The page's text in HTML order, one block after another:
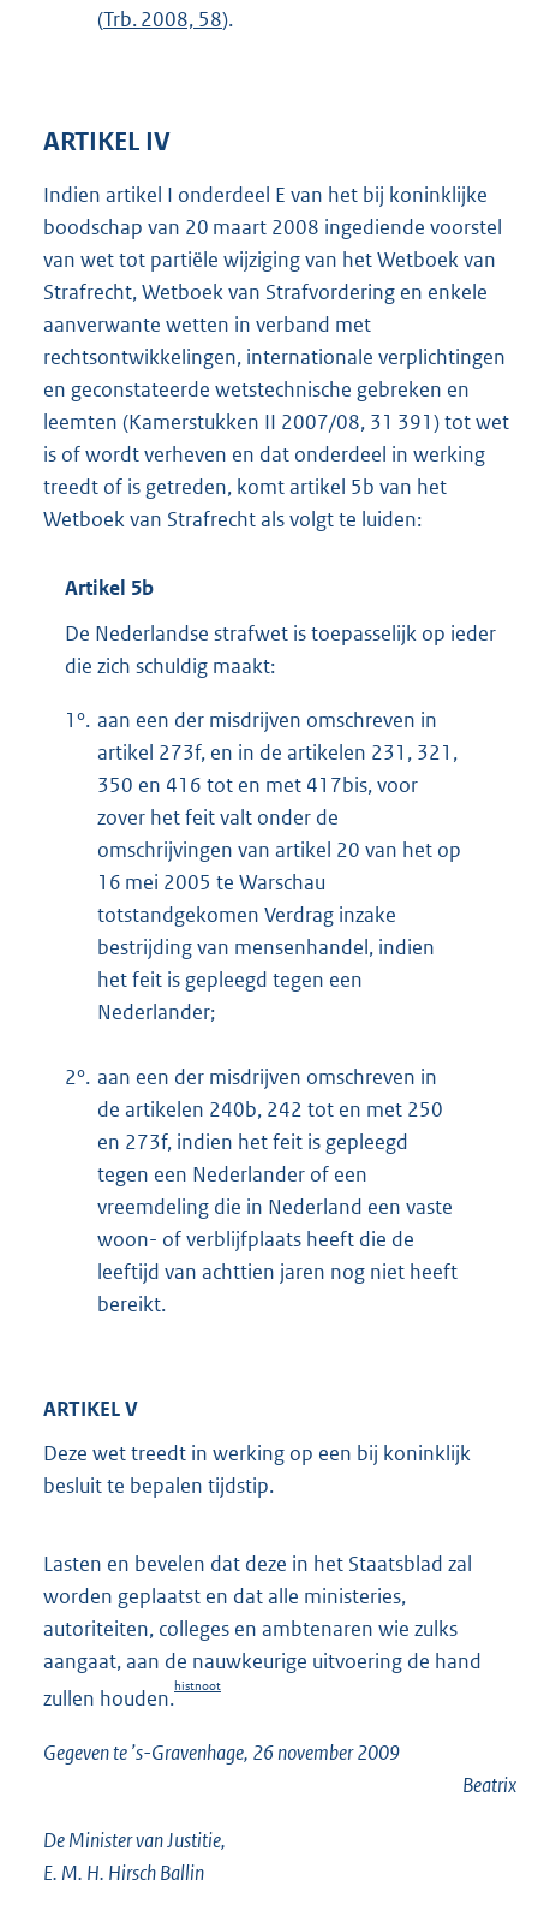
(Trb. 2008, 58).
ARTIKEL IV
Indien artikel I onderdeel E van het bij koninklijke
boodschap van 20 maart 2008 ingediende voorstel
van wet tot partiële wijziging van het Wetboek van
Strafrecht, Wetboek van Strafvordering en enkele
aanverwante wetten in verband met
rechtsontwikkelingen, internationale verplichtingen
en geconstateerde wetstechnische gebreken en
leemten (Kamerstukken II 2007/08, 31 391) tot wet
is of wordt verheven en dat onderdeel in werking
treedt of is getreden, komt artikel 5b van het
Wetboek van Strafrecht als volgt te luiden:
Artikel 5b
De Nederlandse strafwet is toepasselijk op ieder
die zich schuldig maakt:
1°. aan een der misdrijven omschreven in
artikel 273f, en in de artikelen 231, 321,
350 en 416 tot en met 417bis, voor
zover het feit valt onder de
omschrijvingen van artikel 20 van het op
16 mei 2005 te Warschau
totstandgekomen Verdrag inzake
bestrijding van mensenhandel, indien
het feit is gepleegd tegen een
Nederlander;
2°. aan een der misdrijven omschreven in
de artikelen 240b, 242 tot en met 250
en 273f, indien het feit is gepleegd
tegen een Nederlander of een
vreemdeling die in Nederland een vaste
woon- of verblijfplaats heeft die de
leeftijd van achttien jaren nog niet heeft
bereikt.
ARTIKEL V
Deze wet treedt in werking op een bij koninklijk
besluit te bepalen tijdstip.
Lasten en bevelen dat deze in het Staatsblad zal
worden geplaatst en dat alle ministeries,
autoriteiten, colleges en ambtenaren wie zulks
aangaat, aan de nauwkeurige uitvoering de hand
zullen houden.
histnoot
Gegeven te ’s-Gravenhage, 26 november 2009
Beatrix
De Minister van Justitie,
E. M. H. Hirsch Ballin